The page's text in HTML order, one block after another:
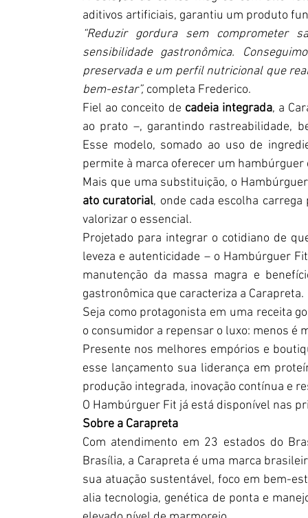
aditivos artificiais, garantiu um produto
“Reduzir gordura sem comprometer
sensibilidade gastronômica.
preservada e um perfil nutricional que
bem-estar”, completa Frederico.
Fiel ao conceito de cadeia integrada, a
ao prato –, garantindo rastreabilidade,
Esse modelo, somado ao uso de
permite à marca oferecer um
Mais que uma substituição, o
ato curatorial, onde cada escolha
valorizar o essencial.
Projetado para integrar o cotidiano de
leveza e autenticidade – o Hambúrguer
manutenção da massa magra e
gastronômica que caracteriza a Carapreta.
Seja como protagonista em uma receita
o consumidor a repensar o luxo: menos é
Presente nos melhores empórios e
esse lançamento sua liderança em
produção integrada, inovação contínua e
O Hambúrguer Fit já está disponível nas
Sobre a Carapreta
Com atendimento em 23 estados do
Brasília, a Carapreta é uma marca
sua atuação sustentável, foco em bem-
alia tecnologia, genética de ponta e